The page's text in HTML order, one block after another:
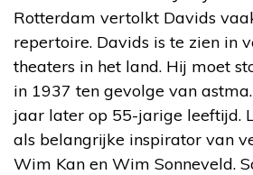
Rotterdam vertolkt Davids
repertoire. Davids is te zien in
theaters in het land. Hij moet
in 1937 ten gevolge van
jaar later op 55-jarige leeftijd.
als belangrijke inspirator van
Wim Kan en Wim Sonneveld.